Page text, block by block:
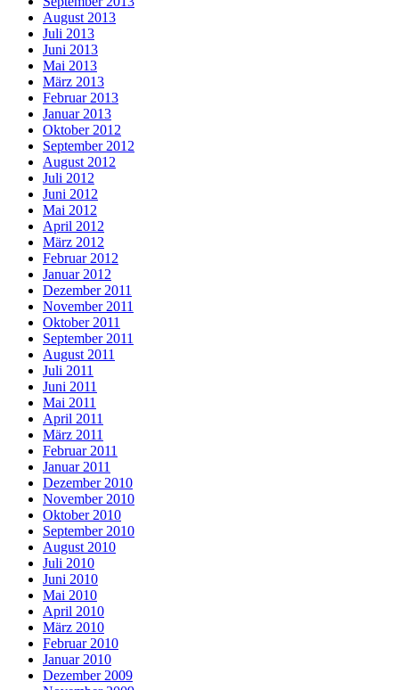
August 2013
Juli 2013
Juni 2013
Mai 2013
März 2013
Februar 2013
Januar 2013
Oktober 2012
September 2012
August 2012
Juli 2012
Juni 2012
Mai 2012
April 2012
März 2012
Februar 2012
Januar 2012
Dezember 2011
November 2011
Oktober 2011
September 2011
August 2011
Juli 2011
Juni 2011
Mai 2011
April 2011
März 2011
Februar 2011
Januar 2011
Dezember 2010
November 2010
Oktober 2010
September 2010
August 2010
Juli 2010
Juni 2010
Mai 2010
April 2010
März 2010
Februar 2010
Januar 2010
Dezember 2009